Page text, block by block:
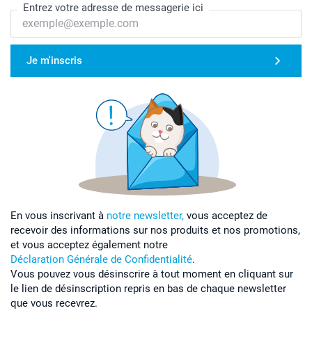
Entrez votre adresse de messagerie ici
Je m'inscris
En vous inscrivant à notre newsletter, vous acceptez de
recevoir des informations sur nos produits et nos promotions,
et vous acceptez également notre
Déclaration Générale de Confidentialité.
Vous pouvez vous désinscrire à tout moment en cliquant sur
le lien de désinscription repris en bas de chaque newsletter
que vous recevrez.